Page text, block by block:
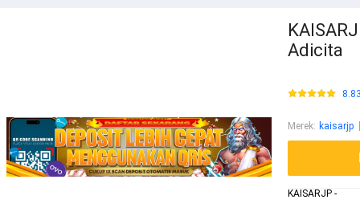
Adicita
Merek: kaisarjp
KAISARJP -